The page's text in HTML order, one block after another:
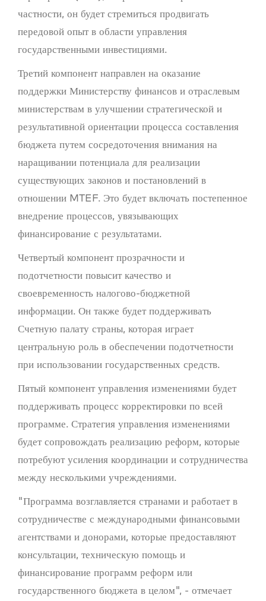
частности, он будет стремиться продвигать
передовой опыт в области управления
государственными инвестициями.
Третий компонент направлен на оказание
поддержки Министерству финансов и отраслевым
министерствам в улучшении стратегической и
результативной ориентации процесса составления
бюджета путем сосредоточения внимания на
наращивании потенциала для реализации
существующих законов и постановлений в
отношении MTEF. Это будет включать постепенное
внедрение процессов, увязывающих
финансирование с результатами.
Четвертый компонент прозрачности и
подотчетности повысит качество и
своевременность налогово-бюджетной
информации. Он также будет поддерживать
Счетную палату страны, которая играет
центральную роль в обеспечении подотчетности
при использовании государственных средств.
Пятый компонент управления изменениями будет
поддерживать процесс корректировки по всей
программе. Стратегия управления изменениями
будет сопровождать реализацию реформ, которые
потребуют усиления координации и сотрудничества
между несколькими учреждениями.
"Программа возглавляется странами и работает в
сотрудничестве с международными финансовыми
агентствами и донорами, которые предоставляют
консультации, техническую помощь и
финансирование программ реформ или
государственного бюджета в целом", - отмечает